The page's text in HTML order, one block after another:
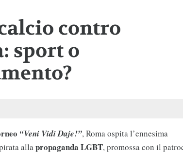
contro
sport o
“Veni Vidi Daje!”, Roma ospita l’ennesima
allapropaganda LGBT, promossa con il